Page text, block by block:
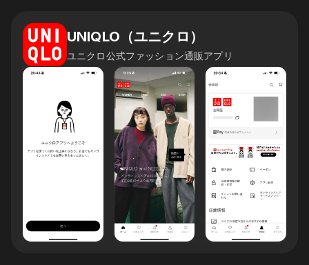
UNIQLO（ユニクロ）
ユニクロ公式ファッション通販アプリ